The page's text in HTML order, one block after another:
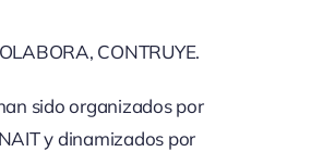
CONTRUYE.
sido organizados por
y dinamizados por